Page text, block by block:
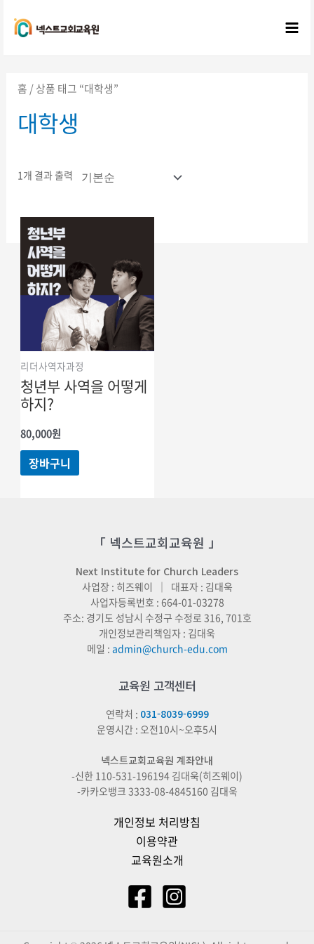
건너뛰기
홈 / 상품 태그 “대학생”
대학생
1개 결과 출력
리더사역자과정
청년부 사역을 어떻게
하지?
80,000원
장바구니
「 넥스트교회교육원 」
Next Institute for Church Leaders
사업장 : 히즈웨이 ｜ 대표자 : 김대욱
사업자등록번호 : 664-01-03278
주소: 경기도 성남시 수정구 수정로 316, 701호
개인정보관리책임자 : 김대욱
메일 : admin@church-edu.com
교육원 고객센터
연락처 : 031-8039-6999
운영시간 : 오전10시~오후5시
넥스트교회교육원 계좌안내
-신한 110-531-196194 김대욱(히즈웨이)
-카카오뱅크 3333-08-4845160 김대욱
개인정보 처리방침
이용약관
교육원소개